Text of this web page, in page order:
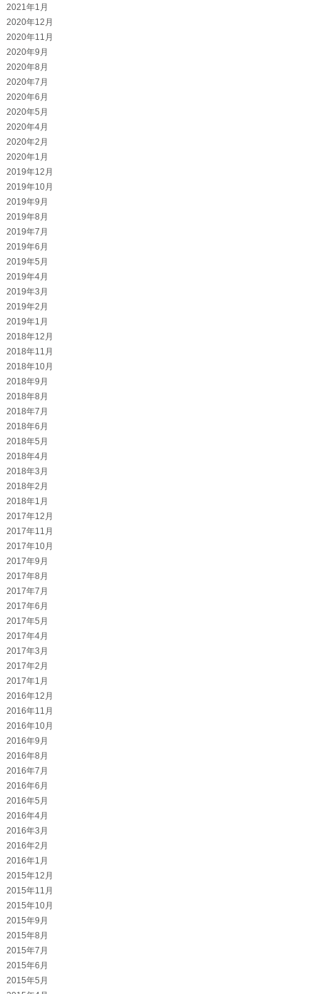
2021年1月
2020年12月
2020年11月
2020年9月
2020年8月
2020年7月
2020年6月
2020年5月
2020年4月
2020年2月
2020年1月
2019年12月
2019年10月
2019年9月
2019年8月
2019年7月
2019年6月
2019年5月
2019年4月
2019年3月
2019年2月
2019年1月
2018年12月
2018年11月
2018年10月
2018年9月
2018年8月
2018年7月
2018年6月
2018年5月
2018年4月
2018年3月
2018年2月
2018年1月
2017年12月
2017年11月
2017年10月
2017年9月
2017年8月
2017年7月
2017年6月
2017年5月
2017年4月
2017年3月
2017年2月
2017年1月
2016年12月
2016年11月
2016年10月
2016年9月
2016年8月
2016年7月
2016年6月
2016年5月
2016年4月
2016年3月
2016年2月
2016年1月
2015年12月
2015年11月
2015年10月
2015年9月
2015年8月
2015年7月
2015年6月
2015年5月